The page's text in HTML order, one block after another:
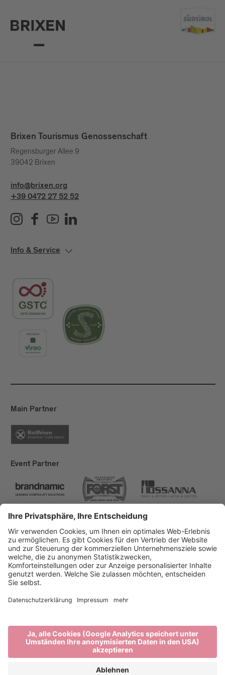
Brixen Tourismus Genossenschaft
Regensburger Allee 9
39042 Brixen
info@brixen.org
+39 0472 27 52 52
Info & Service
Main Partner
Event Partner
Brixen Tourismus
Privacy
Impressum
Förderungen
produced by